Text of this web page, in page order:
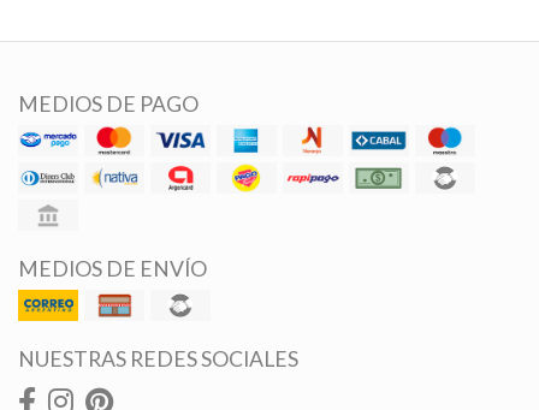
MEDIOS DE PAGO
MEDIOS DE ENVÍO
NUESTRAS REDES SOCIALES